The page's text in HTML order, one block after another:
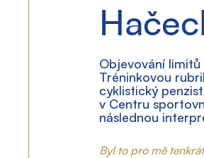
Objevování
Tréninkovou
cyklistický
v Centru
následnou
Byl to pro mě